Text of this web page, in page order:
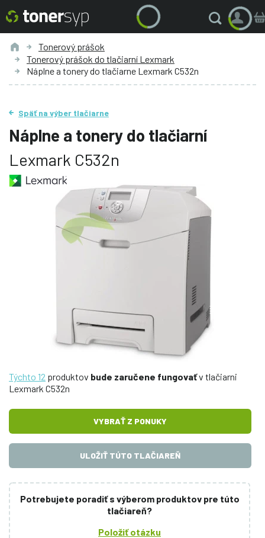
Tonerový prášok
Tonerový prášok do tlačiarní Lexmark
Náplne a tonery do tlačiarne Lexmark C532n
Späť na výber tlačiarne
Náplne a tonery do tlačiarní
Lexmark C532n
Týchto 12 produktov bude zaručene fungovaťv tlačiarni
Lexmark C532n
VYBRAŤ Z PONUKY
ULOŽIŤ TÚTO TLAČIAREŇ
Potrebujete poradiť s výberom produktov pre túto
tlačiareň?
Položiť otázku